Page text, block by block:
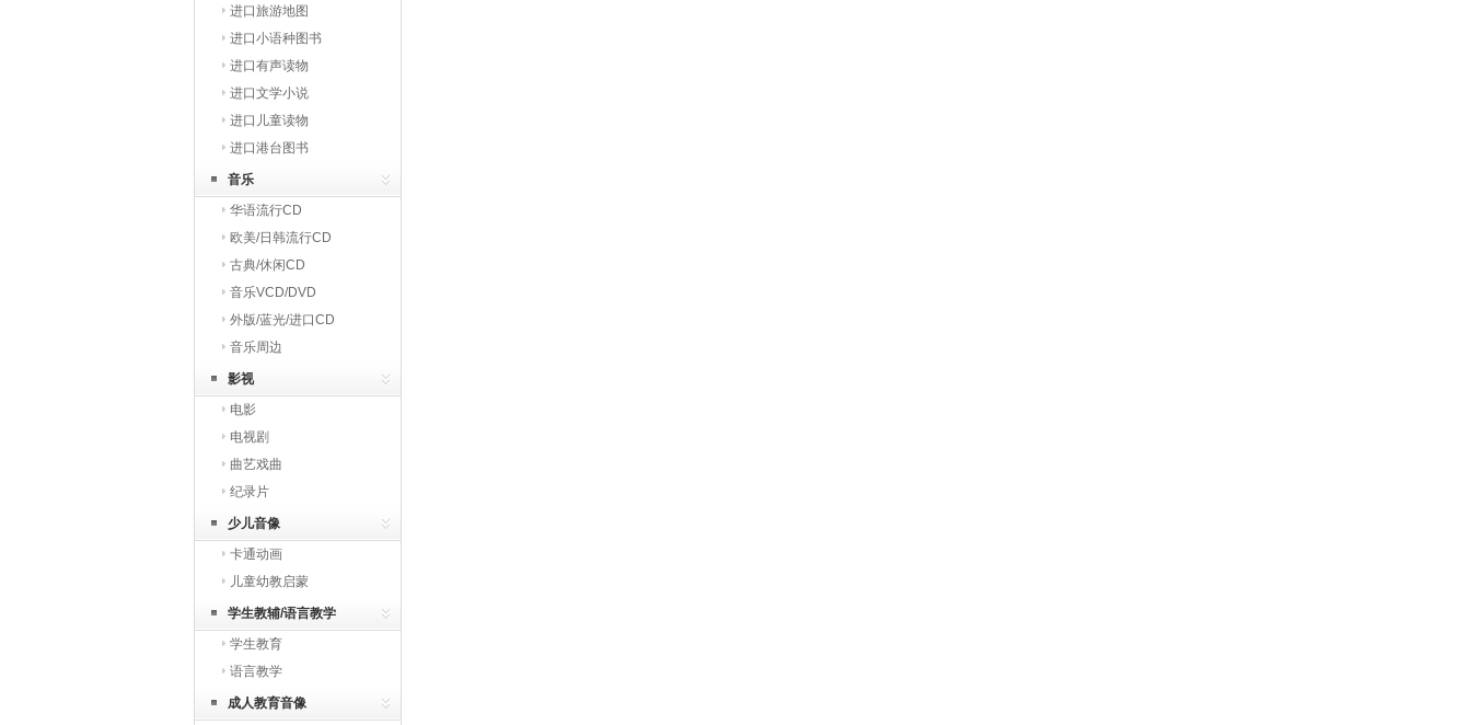
进口旅游地图
进口小语种图书
进口有声读物
进口文学小说
进口儿童读物
进口港台图书
音乐
华语流行CD
欧美/日韩流行CD
古典/休闲CD
音乐VCD/DVD
外版/蓝光/进口CD
音乐周边
影视
电影
电视剧
曲艺戏曲
纪录片
少儿音像
卡通动画
儿童幼教启蒙
学生教辅/语言教学
学生教育
语言教学
成人教育音像